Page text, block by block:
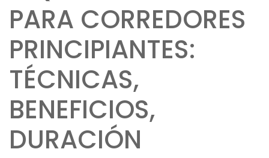
PARA CORREDORES
PRINCIPIANTES:
TÉCNICAS,
BENEFICIOS,
DURACIÓN